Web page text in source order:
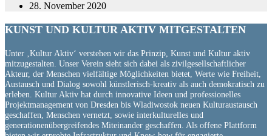
28. November 2020
KUNST UND KULTUR AKTIV MITGESTALTEN
Unter ‚Kultur Aktiv‘ verstehen wir das Prinzip, Kunst und Kultur aktiv
mitzugestalten. Unser Verein sieht sich dabei als zivilgesellschaftlicher
Akteur, der Menschen vielfältige Möglichkeiten bietet, Werte wie Freiheit,
Austausch und Dialog sowohl künstlerisch-kreativ als auch demokratisch zu
erleben. Kultur Aktiv hat durch innovative Ideen und professionelles
Projektmanagement von Dresden bis Wladiwostok neuen Kulturaustausch
geschaffen, Menschen vernetzt, sowie interkulturelles und
generationenübergreifendes Miteinander geschaffen. Als offene Plattform